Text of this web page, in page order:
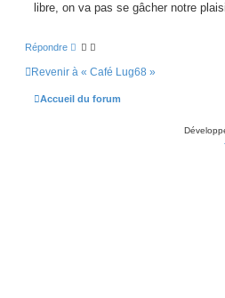
libre, on va pas se gâcher notre
Répondre
Revenir à « Café Lug68 »
Accueil du forum